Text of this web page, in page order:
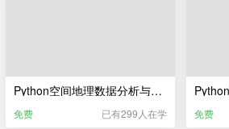
Python空间地理数据分析与可视化（体验课）
免费 已有299人在学 免费